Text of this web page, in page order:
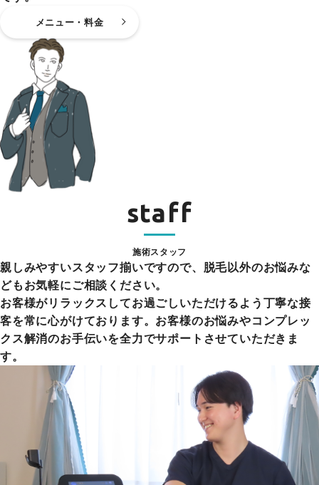
メニュー・料金
staff
施術スタッフ
親しみやすいスタッフ揃いですので、脱毛以外のお悩みな
どもお気軽にご相談ください。
お客様がリラックスしてお過ごしいただけるよう丁寧な接
客を常に心がけております。お客様のお悩みやコンプレッ
クス解消のお手伝いを全力でサポートさせていただきま
す。